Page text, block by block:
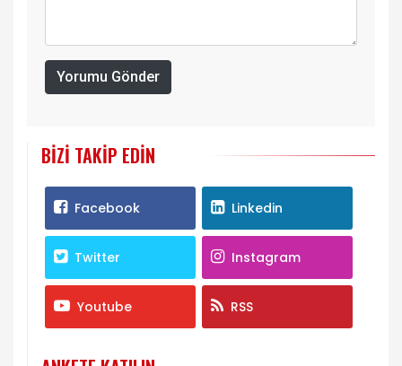
Yorumu Gönder
BIZI TAKIP EDIN
Facebook Linkedin
Twitter Instagram
Youtube RSS